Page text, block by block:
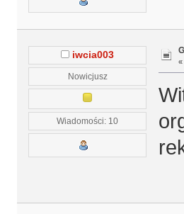
iwcia003
Nowicjusz
Wiadomości: 10
«